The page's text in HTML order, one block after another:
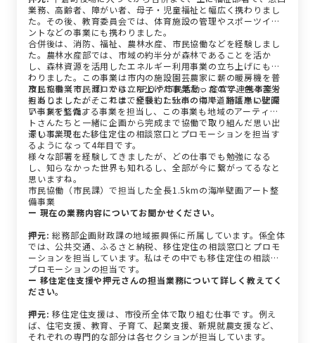
業務、高齢者、障がい者、母子・児童福祉と幅広く携わりまし
た。その後、教育委員会では、体育施設の管理やスポーツイベ
ントなどの事業にも携わりました。
合併後は、消防、福祉、農林水産、市民協働などを経験しまし
た。農林水産部では、市域の約半分が森林であることを活か
し、森林資源を活用したエネルギー利用事業の立ち上げにも携
わりました。この事業は市内の施設園芸農家に薪の暖房機を普
及した事業で、ゼロから立ち上げた事業だったので、色々苦労
もありましたが、これまで経験した仕事の中で、特に思い出深
い事業でした。
市民協働（市民課）では、NPOや市民活動、産官学連携事業を
担当しました。そこでは、全長約1.5kmの海岸道路護岸に壁画
アートを整備する事業を担当し、この事業も地域のアーティス
トさんたちと一緒に企画から完成まで協働で取り組んだ思い出
深い事業でした。
そして、現在、移住定住の相談窓口とプロモーションを担当す
るようになって4年目です。
様々な部署を経験してきましたが、どの仕事でも勉強になる
し、知らなかった世界も知れるし、全部が今に繋がってるなと
思いますね。
市民協働（市民課）で担当した全長1.5kmの海岸壁画アート整
備事業
ー 現在の業務内容についてお聞かせください。
押元:総務部企画財政課の地域振興係に所属しています。係全体
では、公共交通、ふるさと納税、移住定住の相談窓口とプロモ
ーションを担当しています。私はその中でも移住定住の相談と
プロモーションの担当です。
ー 移住定住支援や押元さんの担当業務について詳しく教えてく
ださい。
押元:移住定住支援は、市役所全体で取り組む仕事です。例え
ば、住宅支援、教育、子育て、起業支援、新規就農支援など、
それぞれの専門的な部分は各セクションが担当しています。